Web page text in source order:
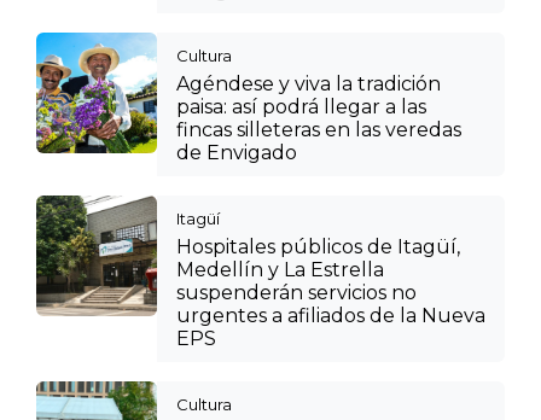
Cultura
Agéndese y viva la tradición
paisa: así podrá llegar a las
fincas silleteras en las veredas
de Envigado
Itagüí
Hospitales públicos de Itagüí,
Medellín y La Estrella
suspenderán servicios no
urgentes a afiliados de la Nueva
EPS
Cultura